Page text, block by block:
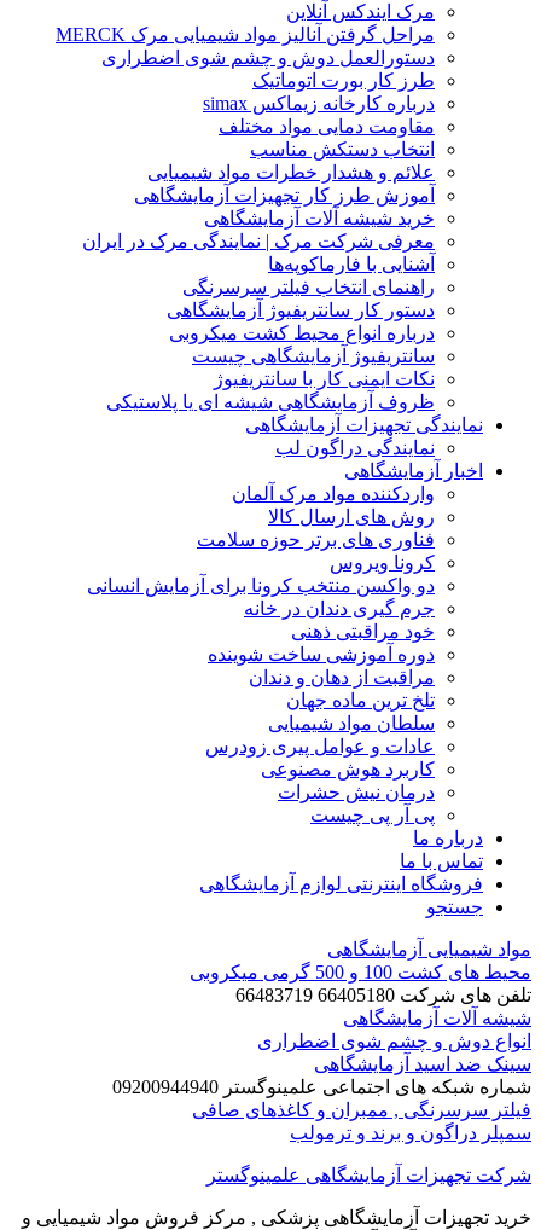
مرک ایندکس آنلاین
مراحل گرفتن آنالیز مواد شیمیایی مرک MERCK
دستورالعمل دوش و چشم شوی اضطراری
طرز کار بورت اتوماتیک
درباره کارخانه زیماکس simax
مقاومت دمایی مواد مختلف
انتخاب دستکش مناسب
علائم و هشدار خطرات مواد شیمیایی
آموزش طرز کار تجهیزات آزمایشگاهی
خرید شیشه آلات آزمایشگاهی
معرفی شرکت مرک | نمایندگی مرک در ایران
آشنایی با فارماکوپه‌ها
راهنمای انتخاب فیلتر سرسرنگی
دستور کار سانتریفیوژ آزمایشگاهی
درباره انواع محیط کشت میکروبی
سانتریفیوژ آزمایشگاهی چیست
نکات ایمنی کار با سانتریفیوژ
ظروف آزمایشگاهی شیشه ای یا پلاستیکی
نمایندگی تجهیزات آزمایشگاهی
نمایندگی دراگون لب
اخبار آزمایشگاهی
واردکننده مواد مرک آلمان
روش های ارسال کالا
فناوری های برتر حوزه سلامت
کرونا ویروس
دو واکسن منتخب کرونا برای آزمایش انسانی
جرم گیری دندان در خانه
خود مراقبتی ذهنی
دوره آموزشی ساخت شوینده
مراقبت از دهان و دندان
تلخ ترین ماده جهان
سلطان مواد شیمیایی
عادات و عوامل پیری زودرس
کاربرد هوش مصنوعی
درمان نیش حشرات
پی آر پی چیست
درباره ما
تماس با ما
فروشگاه اینترنتی لوازم آزمایشگاهی
جستجو
مواد شیمیایی آزمایشگاهی
محیط های کشت 100 و 500 گرمی میکروبی
تلفن های شرکت 66405180 66483719
شیشه آلات آزمایشگاهی
انواع دوش و چشم شوی اضطراری
سینک ضد اسید آزمایشگاهی
شماره شبکه های اجتماعی علمینوگستر 09200944940
فیلتر سرسرنگی , ممبران و کاغذهای صافی
سمپلر دراگون و برند و ترمولب
شرکت تجهیزات آزمایشگاهی علمینوگستر
خرید تجهیزات آزمایشگاهی پزشکی , مرکز فروش مواد شیمیایی و